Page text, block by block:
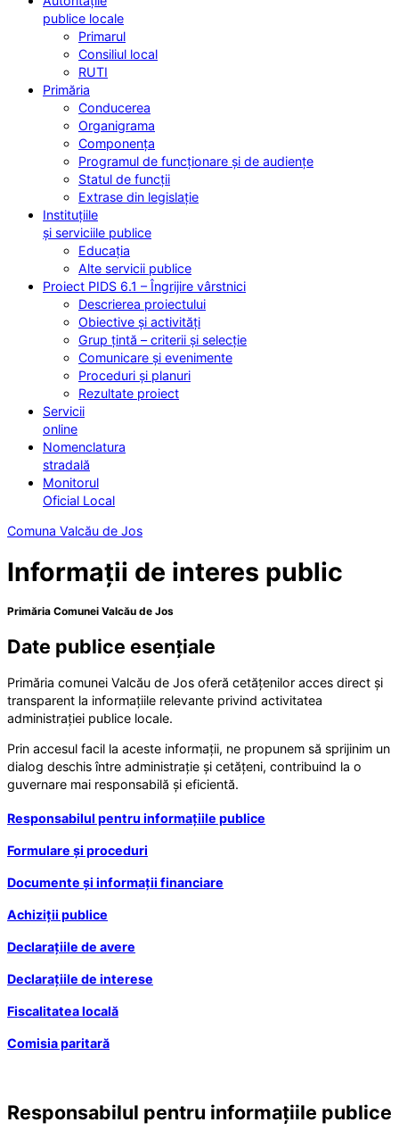
publice locale
Primarul
Consiliul local
RUTI
Primăria
Conducerea
Organigrama
Componența
Programul de funcționare și de audiențe
Statul de funcții
Extrase din legislație
Instituțiile
și serviciile publice
Educația
Alte servicii publice
Proiect PIDS 6.1 – Îngrijire vârstnici
Descrierea proiectului
Obiective și activități
Grup țintă – criterii și selecție
Comunicare și evenimente
Proceduri și planuri
Rezultate proiect
Servicii
online
Nomenclatura
stradală
Monitorul
Oficial Local
Comuna Valcău de Jos
Informații de interes public
Primăria Comunei Valcău de Jos
Date publice esențiale
Primăria comunei Valcău de Jos oferă cetățenilor acces direct și
transparent la informațiile relevante privind activitatea
administrației publice locale.
Prin accesul facil la aceste informații, ne propunem să sprijinim un
dialog deschis între administrație și cetățeni, contribuind la o
guvernare mai responsabilă și eficientă.
Responsabilul pentru informațiile publice
Formulare și proceduri
Documente și informații financiare
Achiziții publice
Declarațiile de avere
Declarațiile de interese
Fiscalitatea locală
Comisia paritară
Responsabilul pentru informațiile publice